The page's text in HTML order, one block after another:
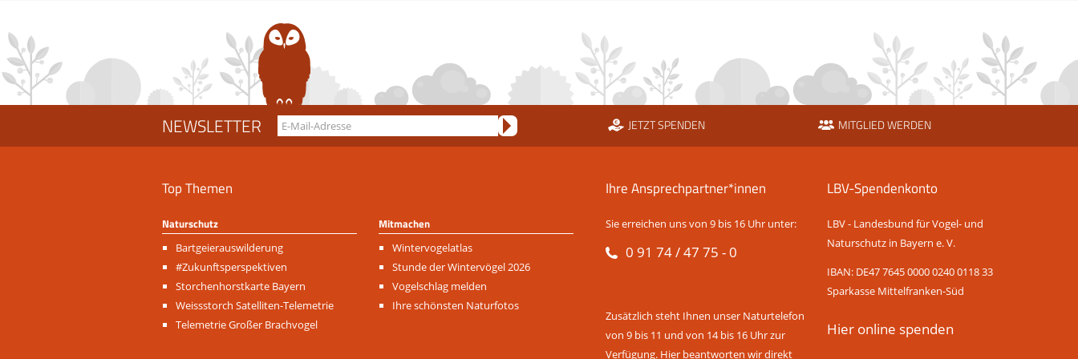
NEWSLETTER JETZT SPENDEN MITGLIED WERDEN
Top Themen
Naturschutz
Navigation
überspringen
Bartgeierauswilderung
#Zukunftsperspektiven
Storchenhorstkarte Bayern
Weissstorch Satelliten-Telemetrie
Telemetrie Großer Brachvogel
Mitmachen
Navigation
überspringen
Wintervogelatlas
Stunde der Wintervögel 2026
Vogelschlag melden
Ihre schönsten Naturfotos
Ihre Ansprechpartner*innen
Sie erreichen uns von 9 bis 16 Uhr unter:
0 91 74 / 47 75 - 0
Zusätzlich steht Ihnen unser Naturtelefon
von 9 bis 11 und von 14 bis 16 Uhr zur
Verfügung. Hier beantworten wir direkt
LBV-Spendenkonto
LBV - Landesbund für Vogel- und
Naturschutz in Bayern e. V.
IBAN: DE47 7645 0000 0240 0118 33
Sparkasse Mittelfranken-Süd
Hier online spenden